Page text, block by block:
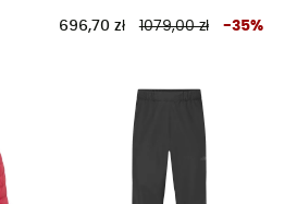
696,70 zł 1079,00 zł -35%